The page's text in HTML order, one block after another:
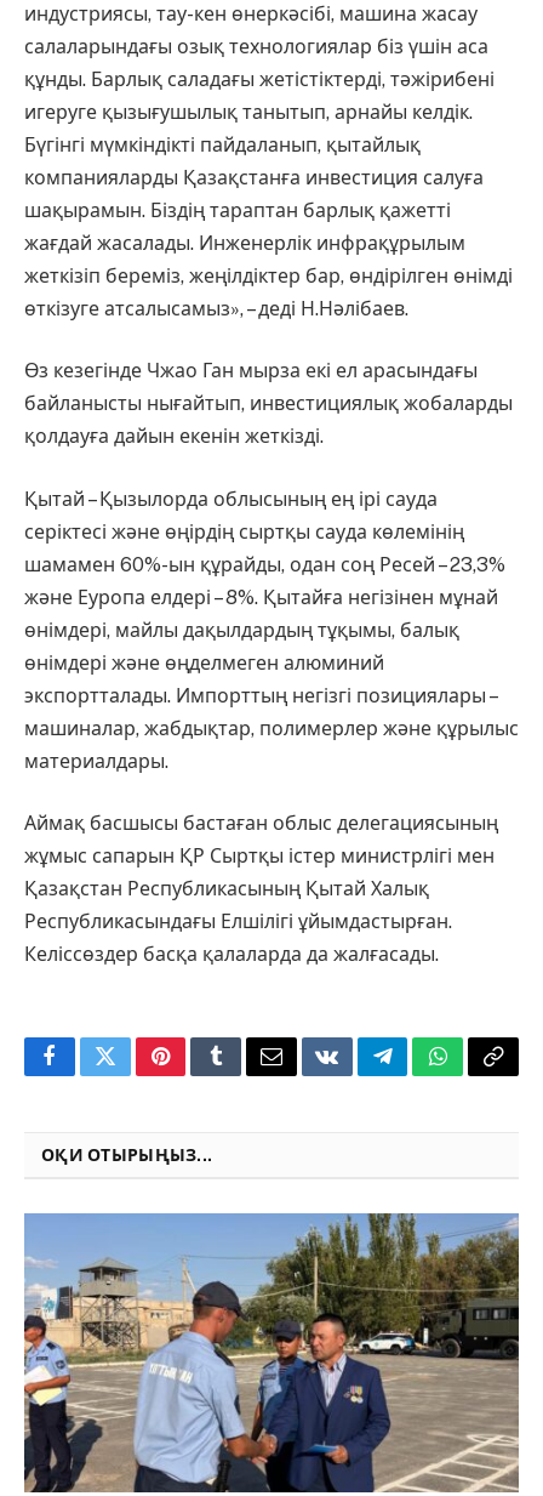
индустриясы, тау-кен өнеркәсібі, машина жасау
салаларындағы озық технологиялар біз үшін аса
құнды. Барлық саладағы жетістіктерді, тәжірибені
игеруге қызығушылық танытып, арнайы келдік.
Бүгінгі мүмкіндікті пайдаланып, қытайлық
компанияларды Қазақстанға инвестиция салуға
шақырамын. Біздің тараптан барлық қажетті
жағдай жасалады. Инженерлік инфрақұрылым
жеткізіп береміз, жеңілдіктер бар, өндірілген өнімді
өткізуге атсалысамыз», – деді Н.Нәлібаев.
Өз кезегінде Чжао Ган мырза екі ел арасындағы
байланысты нығайтып, инвестициялық жобаларды
қолдауға дайын екенін жеткізді.
Қытай – Қызылорда облысының ең ірі сауда
серіктесі және өңірдің сыртқы сауда көлемінің
шамамен 60%-ын құрайды, одан соң Ресей – 23,3%
және Еуропа елдері – 8%. Қытайға негізінен мұнай
өнімдері, майлы дақылдардың тұқымы, балық
өнімдері және өңделмеген алюминий
экспортталады. Импорттың негізгі позициялары –
машиналар, жабдықтар, полимерлер және құрылыс
материалдары.
Аймақ басшысы бастаған облыс делегациясының
жұмыс сапарын ҚР Сыртқы істер министрлігі мен
Қазақстан Республикасының Қытай Халық
Республикасындағы Елшілігі ұйымдастырған.
Келіссөздер басқа қалаларда да жалғасады.
FacebookTwitterPinterestTumblrEmailVKontakteTelegramWhatsApp
Copy
ОҚИ ОТЫРЫҢЫЗ...